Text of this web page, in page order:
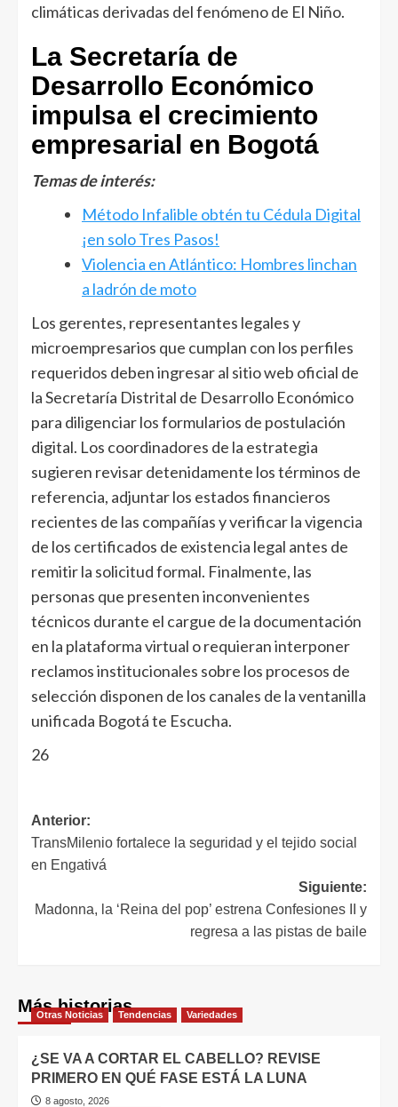
climáticas derivadas del fenómeno de El Niño.
La Secretaría de
Desarrollo Económico
impulsa el crecimiento
empresarial en Bogotá
Temas de interés:
Método Infalible obtén tu Cédula Digital
¡en solo Tres Pasos!
Violencia en Atlántico: Hombres linchan
a ladrón de moto
Los gerentes, representantes legales y
microempresarios que cumplan con los perfiles
requeridos deben ingresar al sitio web oficial de
la Secretaría Distrital de Desarrollo Económico
para diligenciar los formularios de postulación
digital. Los coordinadores de la estrategia
sugieren revisar detenidamente los términos de
referencia, adjuntar los estados financieros
recientes de las compañías y verificar la vigencia
de los certificados de existencia legal antes de
remitir la solicitud formal. Finalmente, las
personas que presenten inconvenientes
técnicos durante el cargue de la documentación
en la plataforma virtual o requieran interponer
reclamos institucionales sobre los procesos de
selección disponen de los canales de la ventanilla
unificada Bogotá te Escucha.
26
Anterior:
TransMilenio fortalece la seguridad y el tejido social
en Engativá
Siguiente:
Madonna, la ‘Reina del pop’ estrena Confesiones II y
regresa a las pistas de baile
Más historias
Otras Noticias Tendencias Variedades
¿SE VA A CORTAR EL CABELLO? REVISE
PRIMERO EN QUÉ FASE ESTÁ LA LUNA
8 agosto, 2026